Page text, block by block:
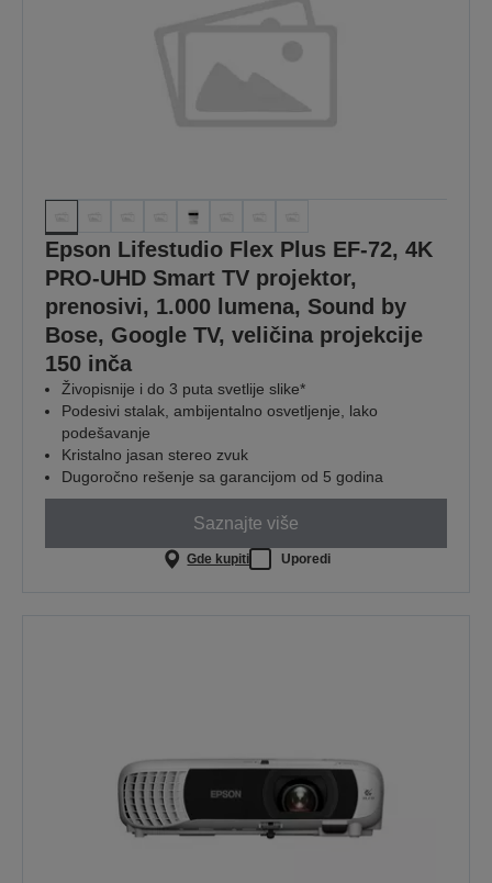
Epson Lifestudio Flex Plus EF-72, 4K
PRO-UHD Smart TV projektor,
prenosivi, 1.000 lumena, Sound by
Bose, Google TV, veličina projekcije
150 inča
Živopisnije i do 3 puta svetlije slike*
Podesivi stalak, ambijentalno osvetljenje, lako
podešavanje
Kristalno jasan stereo zvuk
Dugoročno rešenje sa garancijom od 5 godina
Saznajte više
Gde kupiti Uporedi